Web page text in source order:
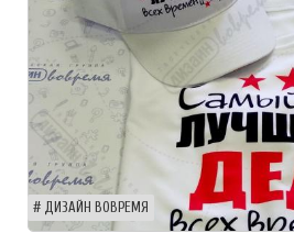
ДИЗАЙН ВОВРЕМЯ